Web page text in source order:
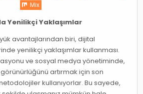
Mix
Yenilikçi Yaklaşımlar
avantajlarından biri, dijital
yenilikçi yaklaşımlar kullanması.
ve sosyal medya yönetiminde,
artırmak için son
kullanıyorlar. Bu sayede,